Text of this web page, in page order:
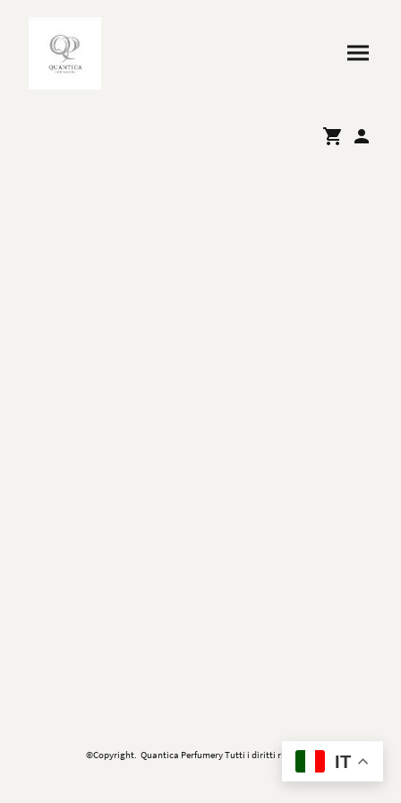
©Copyright. Quantica Perfumery Tutti i diritti riservati. IT